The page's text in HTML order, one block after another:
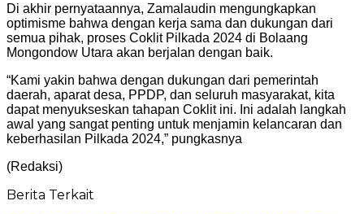
Di akhir pernyataannya, Zamalaudin mengungkapkan
optimisme bahwa dengan kerja sama dan dukungan dari
semua pihak, proses Coklit Pilkada 2024 di Bolaang
Mongondow Utara akan berjalan dengan baik.
“Kami yakin bahwa dengan dukungan dari pemerintah
daerah, aparat desa, PPDP, dan seluruh masyarakat, kita
dapat menyukseskan tahapan Coklit ini. Ini adalah langkah
awal yang sangat penting untuk menjamin kelancaran dan
keberhasilan Pilkada 2024,” pungkasnya
(Redaksi)
Berita Terkait